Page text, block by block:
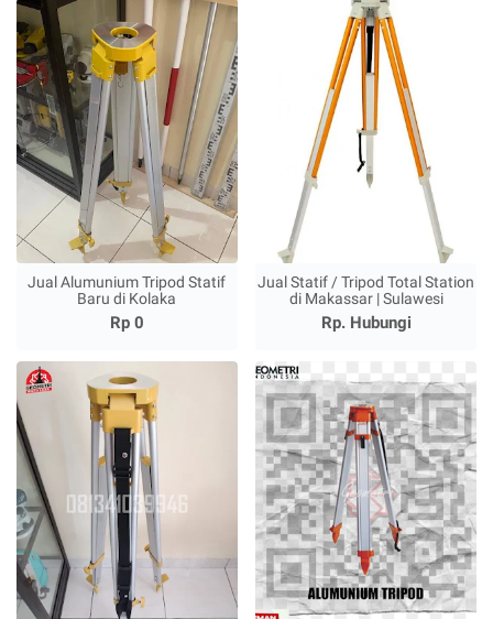
Jual Alumunium Tripod Statif
Baru di Kolaka
Rp 0
Jual Statif / Tripod Total Station
di Makassar | Sulawesi
Rp. Hubungi